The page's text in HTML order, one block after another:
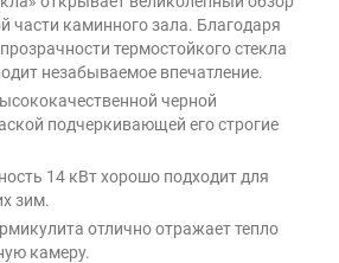
части каминного зала. Благодаря
термостойкого стекла
незабываемое впечатление.
черной
подчеркивающей его строгие
14 кВт хорошо подходит для
зим.
отлично отражает тепло
камеру.